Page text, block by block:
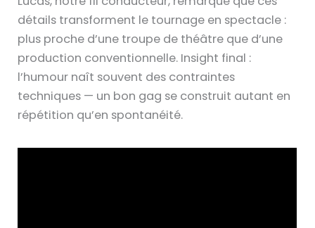
détails transforment le tournage en spectacle :
plus proche d’une troupe de théâtre que d’une
production conventionnelle. Insight final :
l’humour naît souvent des contraintes
techniques — un bon gag se construit autant en
répétition qu’en spontanéité.